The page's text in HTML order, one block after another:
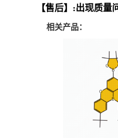
【售后】:出现质
相关产品：